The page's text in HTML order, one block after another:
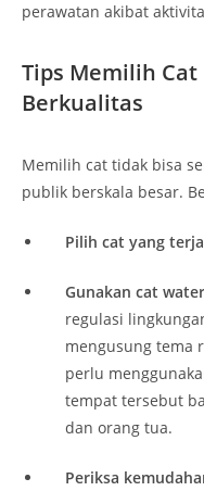
perawatan akibat
Tips Memilih Cat
Berkualitas
Memilih cat tidak bisa
publik berskala besar.
Pilih cat yang
Gunakan cat
regulasi
mengusung tema
perlu
tempat tersebut
dan orang tua.
Periksa